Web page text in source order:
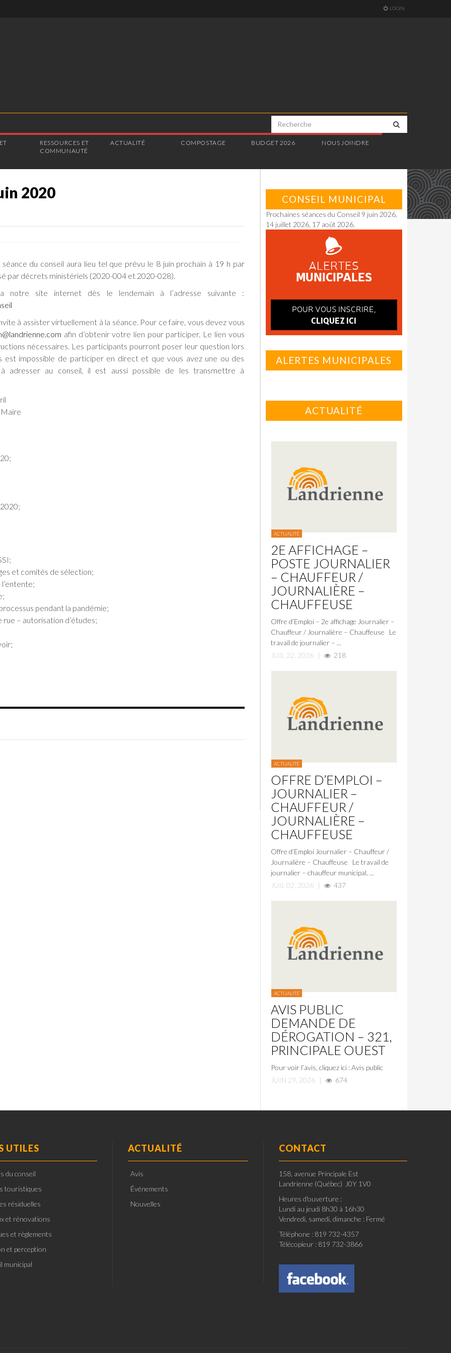
LOGIN
RESSOURCES ET
COMMUNAUTÉ
ACTUALITÉ COMPOSTAGE BUDGET 2026 NOUS JOINDRE
2020
du conseil aura lieu tel que prévu le 8 juin prochain à 19 h par
par décrets ministériels (2020-004 et 2020-028).
notre site internet dès le lendemain à l’adresse suivante :
à assister virtuellement à la séance. Pour ce faire, vous devez vous
afin d’obtenir votre lien pour participer. Le lien vous
nécessaires. Les participants pourront poser leur question lors
est impossible de participer en direct et que vous avez une ou des
adresser au conseil, il est aussi possible de les transmettre à
et comités de sélection;
pendant la pandémie;
– autorisation d’études;
CONSEIL MUNICIPAL
Prochaines séances du Conseil 9 juin 2026,
14 juillet 2026, 17 août 2026.
ALERTES
MUNICIPALES
POUR VOUS INSCRIRE,
CLIQUEZ ICI
ALERTES MUNICIPALES
ACTUALITÉ
ACTUALITÉ
2E AFFICHAGE –
POSTE JOURNALIER
– CHAUFFEUR /
JOURNALIÈRE –
CHAUFFEUSE
Offre d’Emploi – 2e affichage Journalier –
Chauffeur / Journalière – Chauffeuse Le
travail de journalier – ...
JUIL 22, 2026
218
ACTUALITÉ
OFFRE D’EMPLOI –
JOURNALIER –
CHAUFFEUR /
JOURNALIÈRE –
CHAUFFEUSE
Offre d’Emploi Journalier – Chauffeur /
Journalière – Chauffeuse Le travail de
journalier – chauffeur municipal, ...
JUIL 02, 2026
| 437
ACTUALITÉ
AVIS PUBLIC
DEMANDE DE
DÉROGATION – 321,
PRINCIPALE OUEST
Pour voir l’avis, cliquez ici : Avis public
JUIN 29, 2026
| 674
UTILES
du conseil
touristiques
résiduelles
et rénovations
et règlements
et perception
municipal
ACTUALITÉ
Avis
Événements
Nouvelles
CONTACT
158, avenue Principale Est
Landrienne (Québec) J0Y 1V0
Heures d'ouverture :
Lundi au jeudi 8h30 à 16h30
Vendredi, samedi, dimanche : Fermé
Téléphone : 819 732-4357
Télécopieur : 819 732-3866